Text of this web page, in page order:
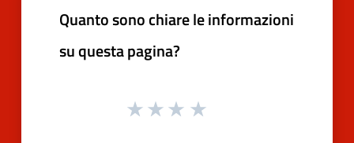
Quanto sono chiare le informazioni
su questa pagina?